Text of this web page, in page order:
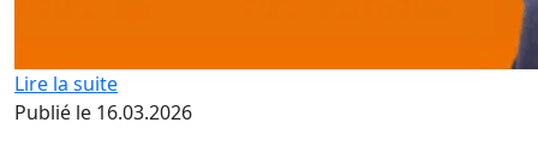
Lire la suite
Publié le 16.03.2026